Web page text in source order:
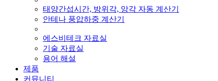
태양간섭시간, 방위각, 앙각 자동 계산기
안테나 풍압하중 계산기
에스비테크 자료실
기술 자료실
용어 해설
제품
커뮤니티